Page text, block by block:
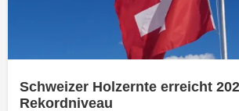
Schweizer Holzernte erreicht
Rekordniveau